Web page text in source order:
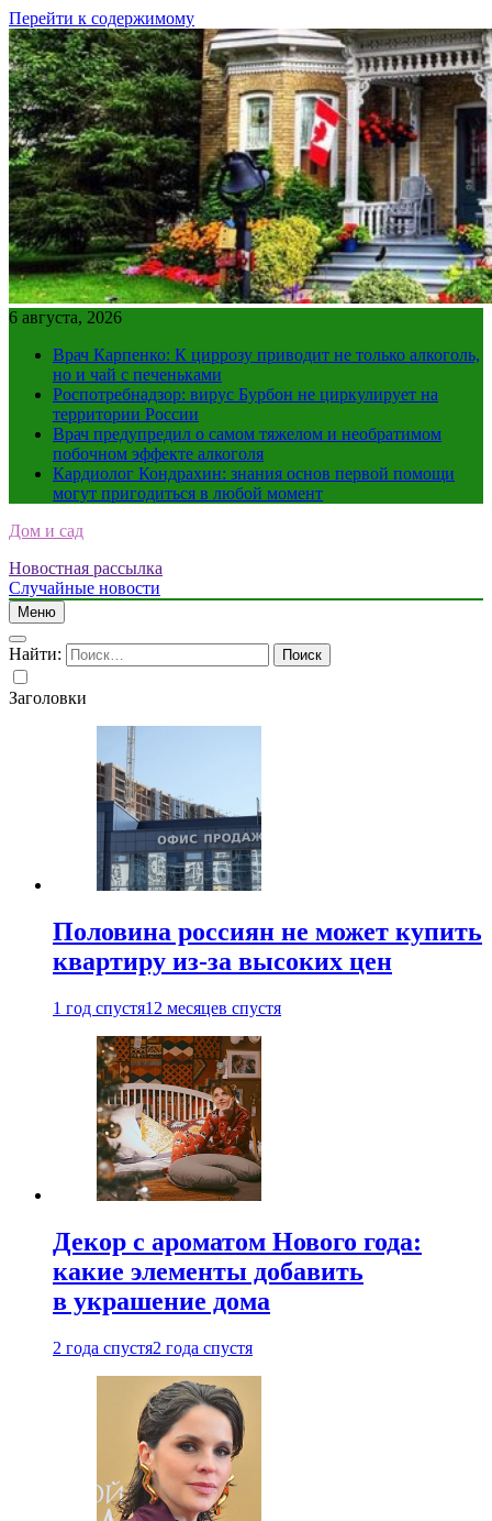
Перейти к содержимому
6 августа, 2026
Врач Карпенко: К циррозу приводит не только алкоголь,
но и чай с печеньками
Роспотребнадзор: вирус Бурбон не циркулирует на
территории России
Врач предупредил о самом тяжелом и необратимом
побочном эффекте алкоголя
Кардиолог Кондрахин: знания основ первой помощи
могут пригодиться в любой момент
Дом и сад
Новостная рассылка
Случайные новости
Меню
Найти:
Заголовки
Половина россиян не может купить
квартиру из-за высоких цен
1 год спустя12 месяцев спустя
Декор с ароматом Нового года:
какие элементы добавить
в украшение дома
2 года спустя2 года спустя